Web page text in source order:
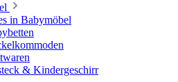
in Babymöbel
& Kindergeschirr